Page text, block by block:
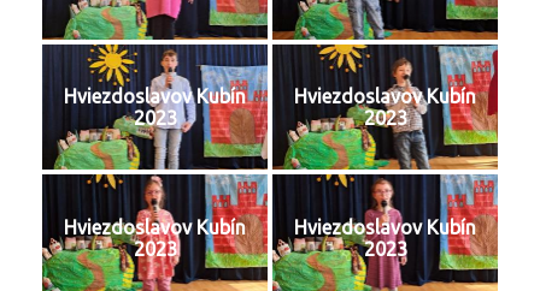
Hviezdoslavov Kubín
2023
Hviezdoslavov Kubín
2023
Hviezdoslavov Kubín
2023
Hviezdoslavov Kubín
2023